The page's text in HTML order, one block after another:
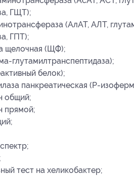
ГЩТ);
(АлАТ, АЛТ,
ГПТ);
щелочная (ЩФ);
глутамилтранспептидаза);
белок);
панкреатическая (P-
общий;
прямой;
тест на хеликобактер;